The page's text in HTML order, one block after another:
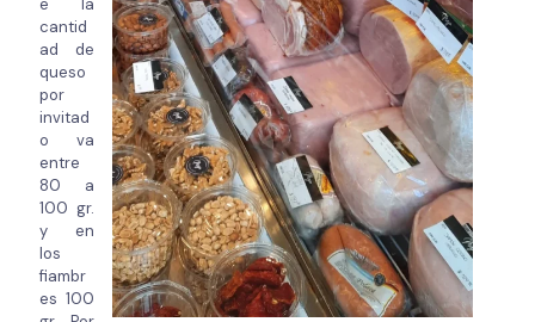
cantid
ad de
queso
por
invitad
o va
entre
80 a
100 gr.
y en
los
fiambr
es 100